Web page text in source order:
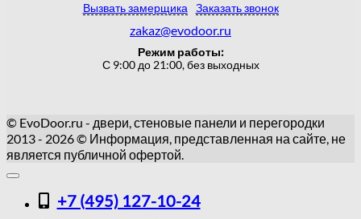
Вызвать замерщика Заказать звонок
zakaz@evodoor.ru
Режим работы:
С 9:00 до 21:00, без выходных
© EvoDoor.ru - двери, стеновые панели и перегородки
2013 - 2026 © Информация, представленная на сайте, не
является публичной офертой.
+7 (495) 127-10-24